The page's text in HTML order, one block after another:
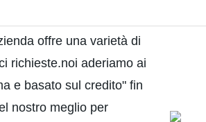
offre una varietà di
richieste.noi aderiamo ai
e basato sul credito" fin
nostro meglio per